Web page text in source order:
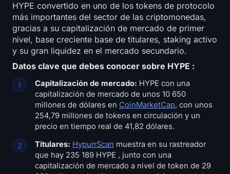
HYPE convertido en uno de los tokens de protocolo
más importantes del sector de las criptomonedas,
gracias a su capitalización de mercado de primer
nivel, base creciente base de titulares, staking activo
y su gran liquidez en el mercado secundario.
Datos clave que debes conocer sobre HYPE :
Capitalización de mercado: HYPE con una
capitalización de mercado de unos 10 650
millones de dólares en CoinMarketCap, con unos
254,79 millones de tokens en circulación y un
precio en tiempo real de 41,82 dólares.
Titulares: HypurrScan muestra en su rastreador
que hay 235 189 HYPE , junto con una
capitalización de mercado a nivel de token de 29